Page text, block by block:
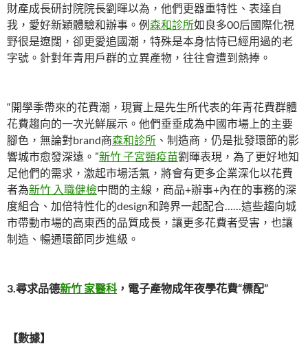
財產成長研討院院長劉暉以為，他們更器重特性、表達自
我，愛好新穎體驗和辦事。例森和診所如良多00后國際化視
野很是遼闊，卻更愛追國潮，特殊是本身怙恃已經用過的老
字號。針對年青用戶群的立異產物，往往會遭到熱捧。
“開學季帶來的花費潮，現實上是先生所代表的年青花費群體
花費趨向的一次光鮮展示。他們垂垂成為中國市場上的主要
腳色，無論對brand商森和診所 、制造商，仍是批發環節的影
響城市愈發深遠。”新竹 子宮頸疫苗劉暉表現，為了更好地知
足他們的需求，激起市場活氣，將會有更多企業深化以花費
者為新竹 入職健檢中間的主線，商品+辦事+內在的事務的深
度組合、加倍特性化的design和跨界一起配合……這些趨向城
市帶動市場的高東西的品質成長，讓更多花費者受害，也讓
制造、暢通環節同步進級。
3.尋求品德新竹 家醫科 ，電子產物成年夜學花費“標配”
【數據】